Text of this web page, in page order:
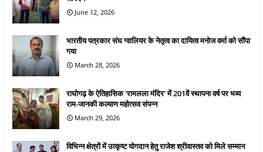
June 12, 2026
भारतीय पत्रकार संघ ग्वालियर के नेतृत्व का दायित्व मनोज वर्मा को सौंपा
गया
March 28, 2026
राघोगढ़ के ऐतिहासिक 'रामलला मंदिर' में 201वें स्थापना वर्ष पर भव्य
राम-जानकी कल्याण महोत्सव संपन्न
March 29, 2026
विभिन्न क्षेत्रों में उत्कृष्ट योगदान हेतु राजेश श्रीवास्तव को मिले सम्मान